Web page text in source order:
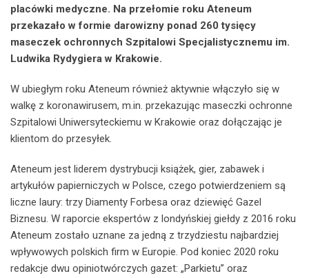
placówki medyczne. Na przełomie roku Ateneum
przekazało w formie darowizny ponad 260 tysięcy
maseczek ochronnych Szpitalowi Specjalistycznemu im.
Ludwika Rydygiera w Krakowie.
W ubiegłym roku Ateneum również aktywnie włączyło się w
walkę z koronawirusem, m.in. przekazując maseczki ochronne
Szpitalowi Uniwersyteckiemu w Krakowie oraz dołączając je
klientom do przesyłek.
Ateneum jest liderem dystrybucji książek, gier, zabawek i
artykułów papierniczych w Polsce, czego potwierdzeniem są
liczne laury: trzy Diamenty Forbesa oraz dziewięć Gazel
Biznesu. W raporcie ekspertów z londyńskiej giełdy z 2016 roku
Ateneum zostało uznane za jedną z trzydziestu najbardziej
wpływowych polskich firm w Europie. Pod koniec 2020 roku
redakcje dwu opiniotwórczych gazet: „Parkietu” oraz